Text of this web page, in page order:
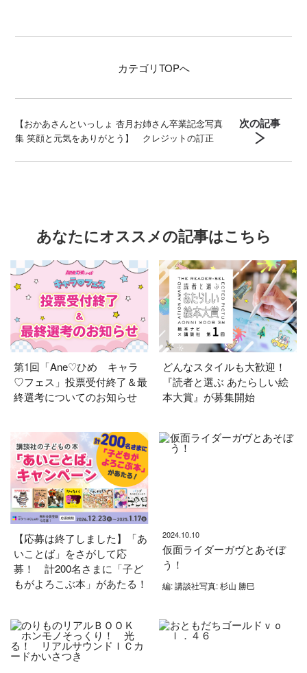
カテゴリTOPへ
【おかあさんといっしょ 杏月お姉さん卒業記念写真
集 笑顔と元気をありがとう】 クレジットの訂正
次の記事
あなたにオススメの記事はこちら
第1回「Ane♡ひめ キャラ
♡フェス」投票受付終了＆最
終選考についてのお知らせ
どんなスタイルも大歓迎！
『読者と選ぶ あたらしい絵
本大賞』が募集開始
【応募は終了しました】「あ
いことば」をさがして応
募！ 計200名さまに「子ど
もがよろこぶ本」があたる！
2024.10.10
仮面ライダーガヴとあそぼ
う！
編: 講談社写真: 杉山 勝巳